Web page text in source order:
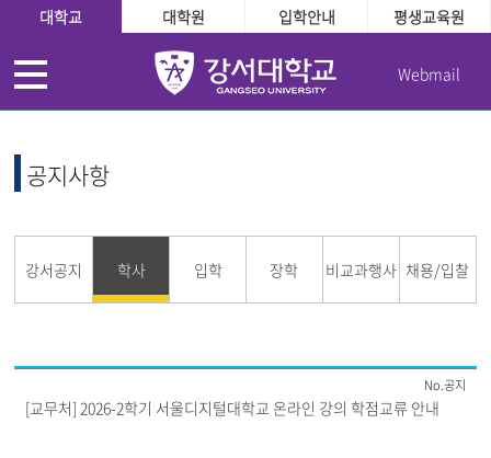
대학교 대학원 입학안내 평생교육원
Webmail
공지사항
강서공지 학사 입학 장학 비교과행사 채용/입찰
공지
[교무처] 2026-2학기 서울디지털대학교 온라인 강의 학점교류 안내